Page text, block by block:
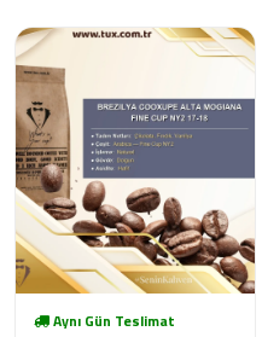
Aynı Gün Teslimat